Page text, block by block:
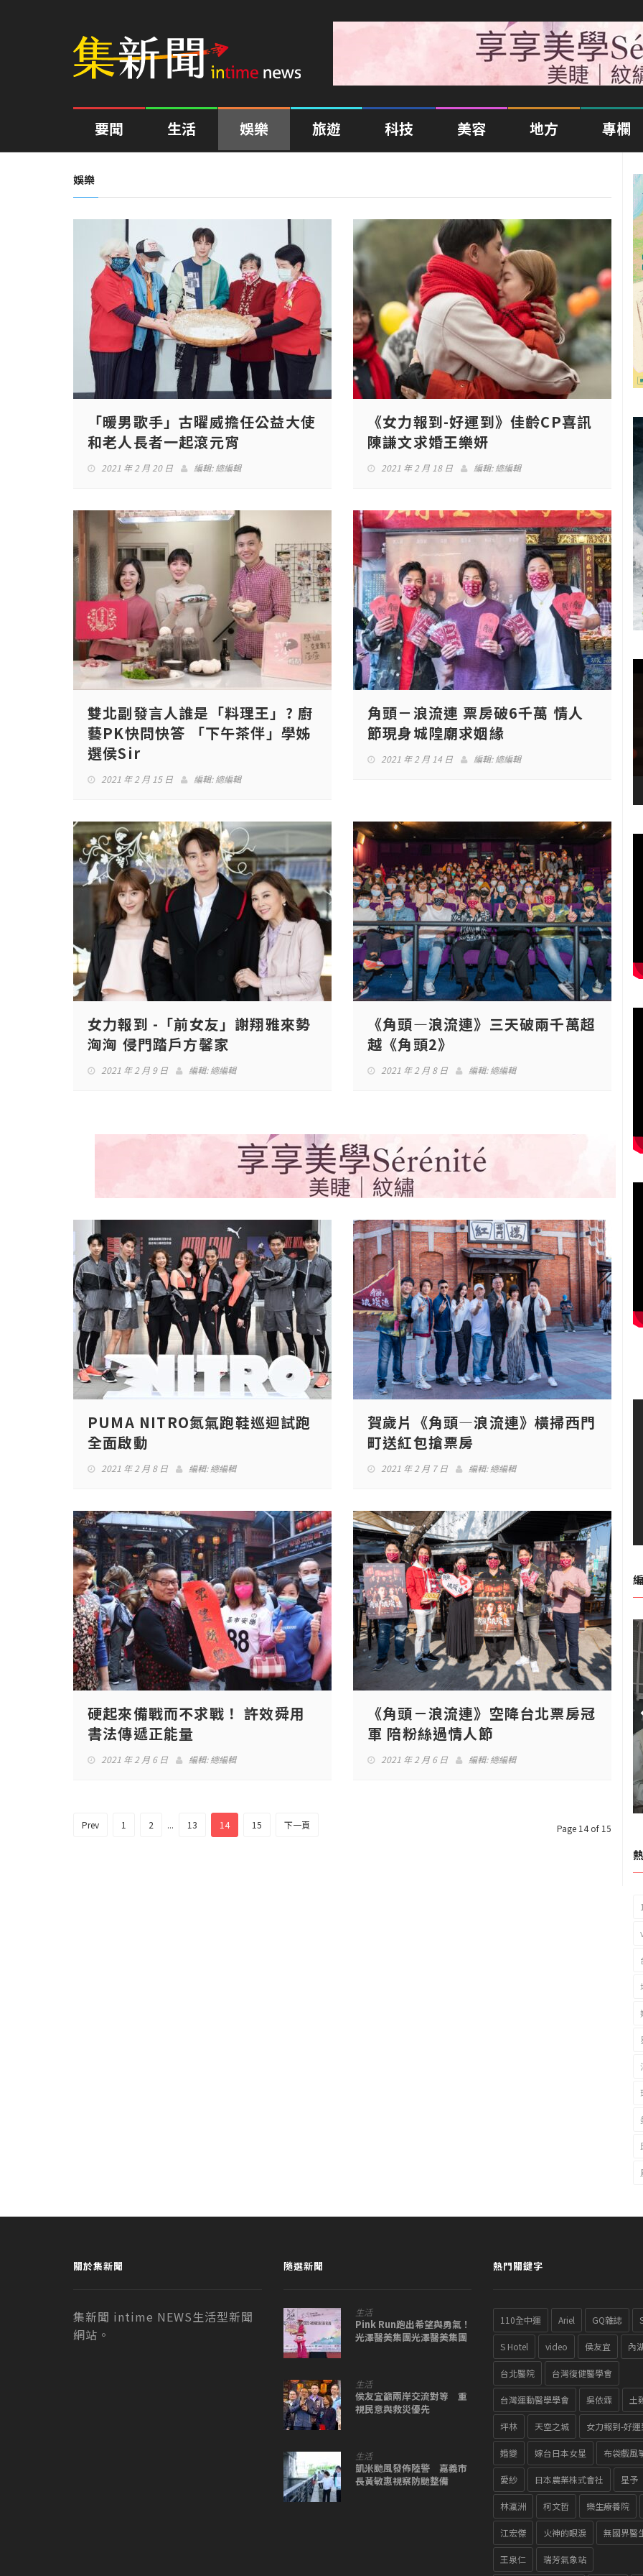
要聞 生活 娛樂 旅遊 科技 美容 地方 專欄
娛樂
「暖男歌手」古曜威擔任公益大使
和老人長者一起滾元宵
2021 年 2 月 20 日 編輯:總編輯
《女力報到-好運到》佳齡CP喜訊
陳謙文求婚王樂妍
2021 年 2 月 18 日 編輯:總編輯
雙北副發言人誰是「料理王」? 廚
藝PK快問快答 「下午茶伴」學姊
選侯Sir
2021 年 2 月 15 日 編輯:總編輯
角頭－浪流連 票房破6千萬 情人
節現身城隍廟求姻緣
2021 年 2 月 14 日 編輯:總編輯
女力報到 -「前女友」謝翔雅來勢
洶洶 侵門踏戶方馨家
2021 年 2 月 9 日 編輯:總編輯
《角頭—浪流連》三天破兩千萬超
越《角頭2》
2021 年 2 月 8 日 編輯:總編輯
PUMA NITRO氮氣跑鞋巡迴試跑
全面啟動
2021 年 2 月 8 日 編輯:總編輯
賀歲片《角頭—浪流連》橫掃西門
町送紅包搶票房
2021 年 2 月 7 日 編輯:總編輯
硬起來備戰而不求戰！ 許效舜用
書法傳遞正能量
2021 年 2 月 6 日 編輯:總編輯
《角頭－浪流連》空降台北票房冠
軍 陪粉絲過情人節
2021 年 2 月 6 日 編輯:總編輯
Prev 1 2 ... 13 14 15 下一頁 Page 14 of 15
關於集新聞
集新聞 intime NEWS生活型新聞
網站。
隨選新聞
生活
Pink Run跑出希望與勇氣！
光澤醫美集團光澤醫美集團
生活
侯友宜籲兩岸交流對等 重
視民意與救災優先
生活
凱米颱風發佈陸警 嘉義市
長黃敏惠視察防颱整備
熱門關鍵字
110全中運 Ariel GQ雜誌
S Hotel video 侯友宜 內
台北醫院 台灣復健醫學會
台灣運動醫學學會 吳依霖 土
坪林 天空之城 女力報到-好運
婚變 嫁台日本女星 布袋戲風
愛紗 日本農業株式會社 星予
林瀛洲 柯文哲 樂生療養院
江宏傑 火神的眼淚 無國界醫
王泉仁 瑞芳氣象站